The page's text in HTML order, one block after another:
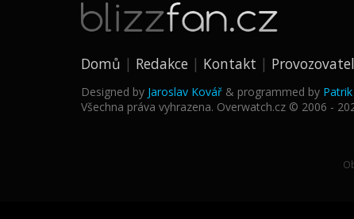
Domů Redakce Kontakt Provozovatel
Designed by Jaroslav Kovář & programmed by
Všechna práva vyhrazena. Overwatch.cz © 2006 -